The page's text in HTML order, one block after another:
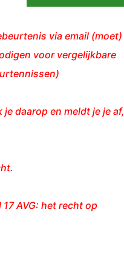
via email (moet)
voor vergelijkbare
daarop en meldt je je af,
AVG: het recht op